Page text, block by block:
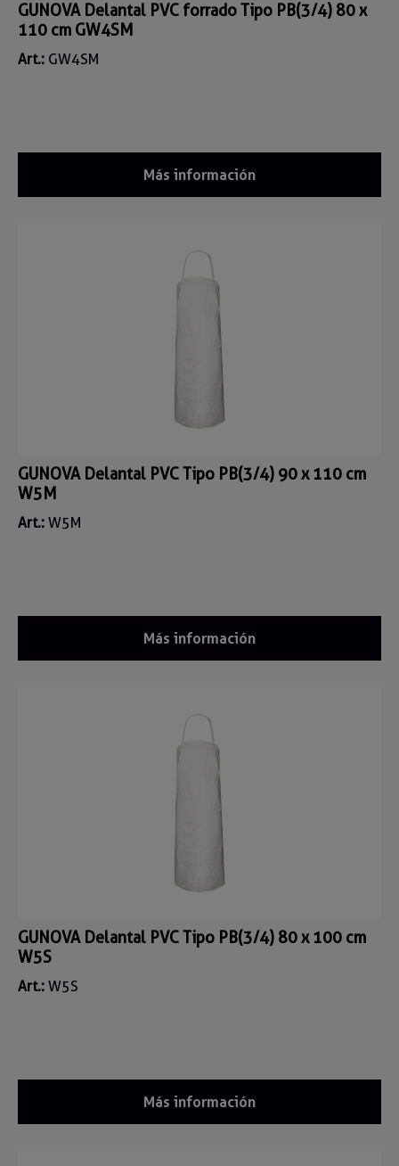
GUNOVA Delantal PVC forrado Tipo PB(3/4) 80 x
110 cm GW4SM
Art.: GW4SM
Más información
GUNOVA Delantal PVC Tipo PB(3/4) 90 x 110 cm
W5M
Art.: W5M
Más información
GUNOVA Delantal PVC Tipo PB(3/4) 80 x 100 cm
W5S
Art.: W5S
Más información